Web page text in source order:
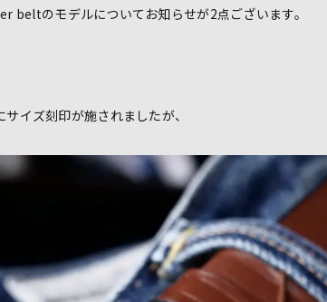
のモデルについてお知らせが2点ございます。
イズ刻印が施されましたが、